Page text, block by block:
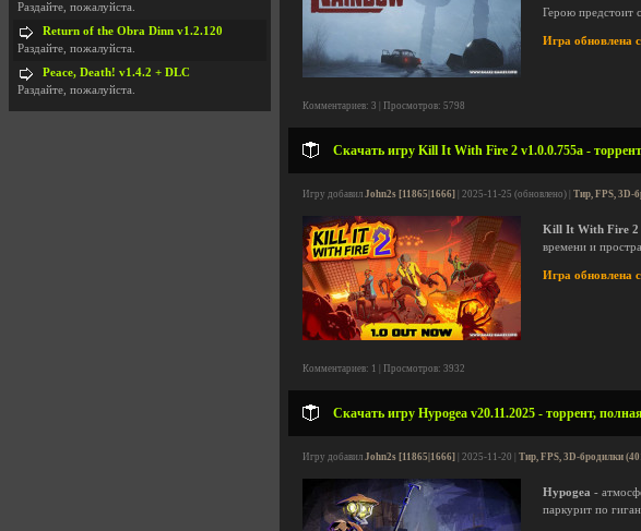
Герою предстоит
Игра
Комментариев: 3 | Просмотров: 5798
Скачать игру Kill It With Fire 2 v1.0.0.755a -
Игру добавил John2s [11865|1666] | 2025-11-25 (обновлено) | Тир, FPS, 3D-
Kill It With Fire 2
времени и
Игра
Комментариев: 1 | Просмотров: 3932
Скачать игру Hypogea v20.11.2025 - торрент,
Игру добавил John2s [11865|1666] | 2025-11-20 | Тир, FPS, 3D-бродилки
Hypogea -
паркурит по
Раздайте, пожалуйста.
Return of the Obra Dinn v1.2.120
Раздайте, пожалуйста.
Peace, Death! v1.4.2 + DLC
Раздайте, пожалуйста.